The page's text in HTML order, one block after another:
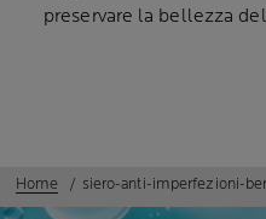
preservare la bellezza
Home siero-anti-imperfezioni-